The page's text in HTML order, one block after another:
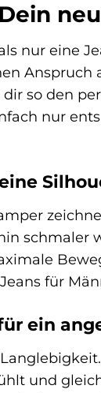
Dein
nur eine
Anspruch
so den
nur
schmaler
für
ein
und